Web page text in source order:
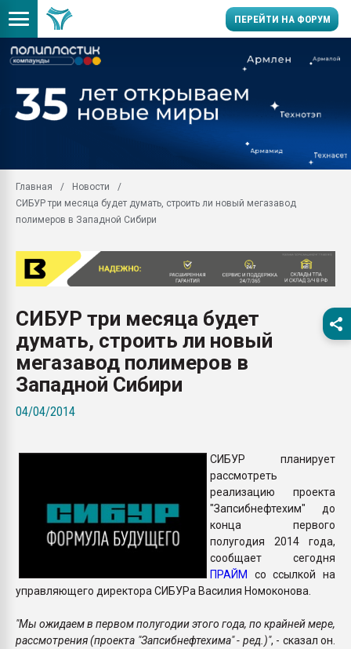
ПЕРЕЙТИ НА ФОРУМ
Вакуум-формовочные
28.07.2026
Всё, что касается
бутылок
вакуумного
Продам отходы
поликарбоната и АБС-
Armaloy PC/ABS-1IM
Главная
Новости
СИБУР три месяца будет думать, строить ли новый мегазавод
полимеров в Западной Сибири
СИБУР три месяца будет
думать, строить ли новый
мегазавод полимеров в
Западной Сибири
04/04/2014
СИБУР планирует
рассмотреть
реализацию проекта
"Запсибнефтехим" до
конца первого
полугодия 2014 года,
сообщает сегодня
ПРАЙМ со ссылкой на
управляющего директора СИБУРа Василия Номоконова.
"Мы ожидаем в первом полугодии этого года, по крайней мере,
рассмотрения (проекта "Запсибнефтехима" - ред.)", - сказал он.